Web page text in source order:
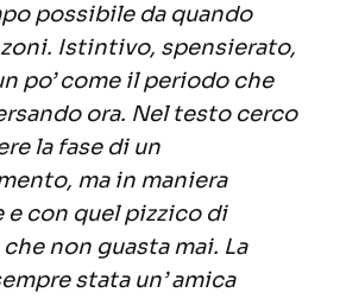
possibile da quando
Istintivo, spensierato,
po’ come il periodo che
ora. Nel testo cerco
la fase di un
ma in maniera
con quel pizzico di
non guasta mai. La
stata un’ amica